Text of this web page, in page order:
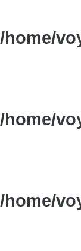
/home/
/home/
/home/